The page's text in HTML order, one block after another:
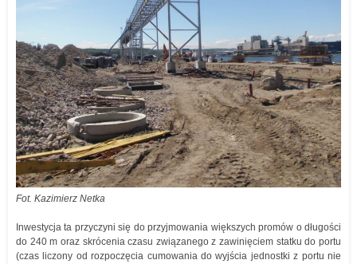
Fot. Kazimierz Netka
Inwestycja ta przyczyni się do przyjmowania większych promów o długości
do 240 m oraz skrócenia czasu związanego z zawinięciem statku do portu
(czas liczony od rozpoczęcia cumowania do wyjścia jednostki z portu nie